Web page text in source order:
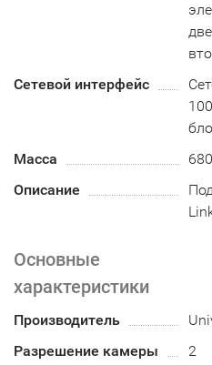
Сетевой интерфейс
Масса
Описание
Основные
характеристики
Производитель
Разрешение камеры
2